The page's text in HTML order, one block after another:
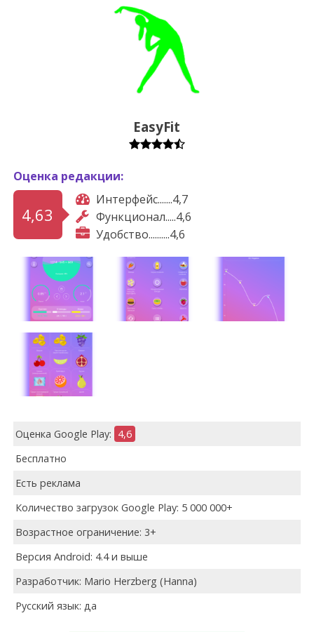
EasyFit
Оценка редакции:
4,63
Интерфейс.......4,7
Функционал.....4,6
Удобство..........4,6
Оценка Google Play: 4,6
Бесплатно
Есть реклама
Количество загрузок Google Play: 5 000 000+
Возрастное ограничение: 3+
Версия Android: 4.4 и выше
Разработчик: Mario Herzberg (Hanna)
Русский язык: да